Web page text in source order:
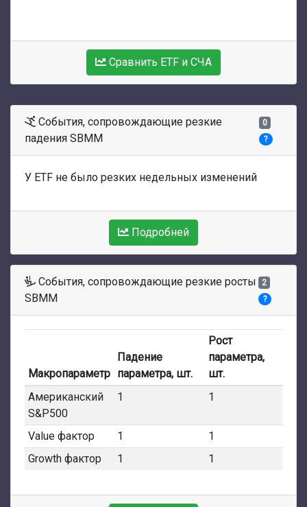
Сравнить ETF и СЧА
События, сопровождающие резкие
падения SBMM
0
?
У ETF не было резких недельных изменений
Подробней
События, сопровождающие резкие росты
SBMM
2
?
Макропараметр
Падение
параметра, шт.
Рост
параметра,
шт.
Американский
S&P500
1 1
Value фактор 1
1
Growth фактор
1 1